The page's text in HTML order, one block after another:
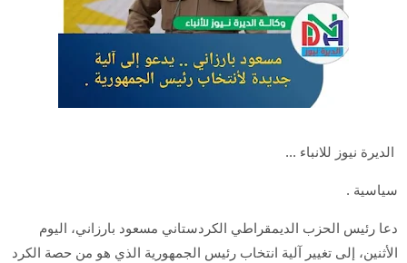
الديرة نيوز للانباء ...
سياسية .
دعا رئيس الحزب الديمقراطي الكردستاني مسعود بارزاني، اليوم
الأثنين، إلى تغيير آلية انتخاب رئيس الجمهورية الذي هو من حصة الكرد